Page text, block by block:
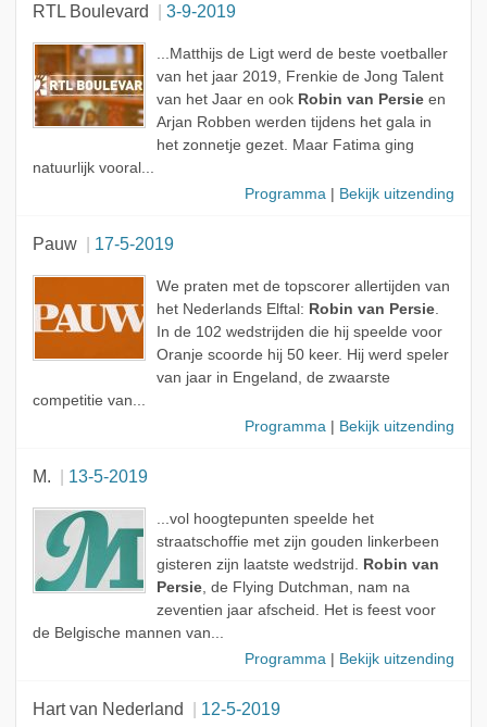
RTL Boulevard 3-9-2019
...Matthijs de Ligt werd de beste voetballer
van het jaar 2019, Frenkie de Jong Talent
van het Jaar en ook Robin van Persieen
Arjan Robben werden tijdens het gala in
het zonnetje gezet. Maar Fatima ging
natuurlijk vooral...
Programma
Bekijk uitzending
Pauw 17-5-2019
We praten met de topscorer allertijden van
het Nederlands Elftal: Robin van Persie.
In de 102 wedstrijden die hij speelde voor
Oranje scoorde hij 50 keer. Hij werd speler
van jaar in Engeland, de zwaarste
competitie van...
Programma
Bekijk uitzending
M. 13-5-2019
...vol hoogtepunten speelde het
straatschoffie met zijn gouden linkerbeen
gisteren zijn laatste wedstrijd. Robin van
Persie, de Flying Dutchman, nam na
zeventien jaar afscheid. Het is feest voor
de Belgische mannen van...
Programma
Bekijk uitzending
Hart van Nederland 12-5-2019